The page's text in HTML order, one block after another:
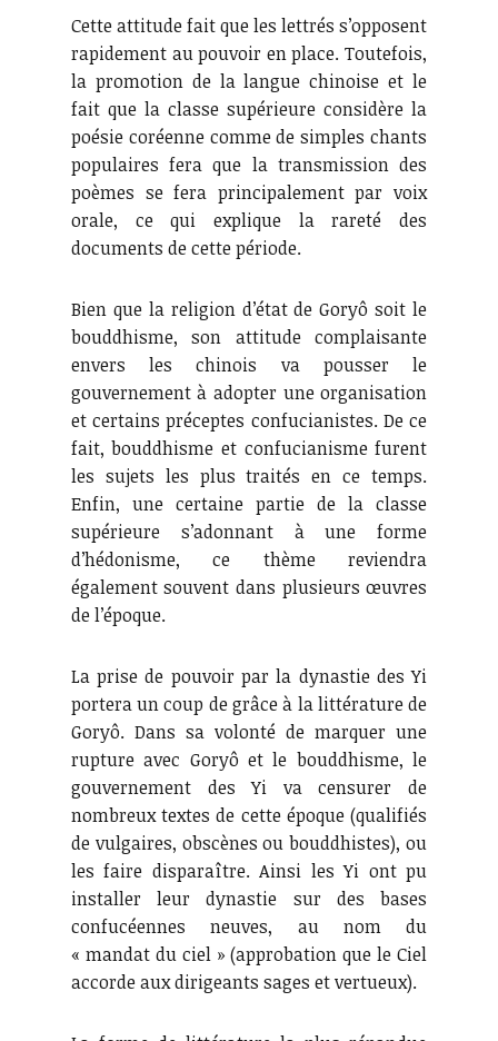
Cette attitude fait que les lettrés s’opposent
rapidement au pouvoir en place. Toutefois,
la promotion de la langue chinoise et le
fait que la classe supérieure considère la
poésie coréenne comme de simples chants
populaires fera que la transmission des
poèmes se fera principalement par voix
orale, ce qui explique la rareté des
documents de cette période.
Bien que la religion d’état de Goryô soit le
bouddhisme, son attitude complaisante
envers les chinois va pousser le
gouvernement à adopter une organisation
et certains préceptes confucianistes. De ce
fait, bouddhisme et confucianisme furent
les sujets les plus traités en ce temps.
Enfin, une certaine partie de la classe
supérieure s’adonnant à une forme
d’hédonisme, ce thème reviendra
également souvent dans plusieurs œuvres
de l’époque.
La prise de pouvoir par la dynastie des Yi
portera un coup de grâce à la littérature de
Goryô. Dans sa volonté de marquer une
rupture avec Goryô et le bouddhisme, le
gouvernement des Yi va censurer de
nombreux textes de cette époque (qualifiés
de vulgaires, obscènes ou bouddhistes), ou
les faire disparaître. Ainsi les Yi ont pu
installer leur dynastie sur des bases
confucéennes neuves, au nom du
« mandat du ciel » (approbation que le Ciel
accorde aux dirigeants sages et vertueux).